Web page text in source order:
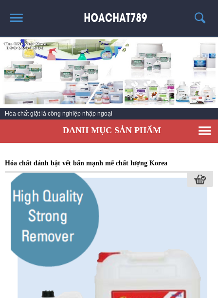
TRANG CHỦ
SẢN PHẨM HÓT
THÔNG TIN VỀ HÓA CHẤT
TIN TỨC
SẢN PHẨM
Hóa chất giặt là công nghiệp nhập ngoại
DANH MỤC SẢN PHẨM
Hóa chất đánh bật vết bẩn mạnh mẽ chất lượng Korea